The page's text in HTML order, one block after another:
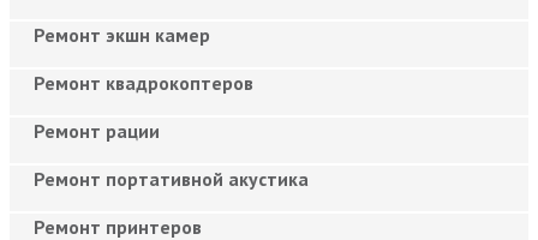
Ремонт экшн камер
Ремонт квадрокоптеров
Ремонт рации
Ремонт портативной акустика
Ремонт принтеров